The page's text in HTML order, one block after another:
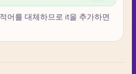
어를 대체하므로 it을 추가하면